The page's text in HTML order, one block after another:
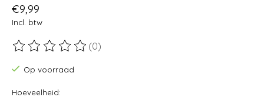
€9,99
Incl. btw
De beoordeling van dit product is
(0)
Op voorraad
Hoeveelheid: